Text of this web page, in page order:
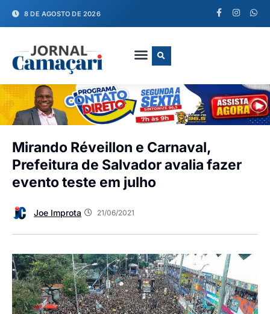
8 DE AGOSTO DE 2026
Mirando Réveillon e Carnaval,
Prefeitura de Salvador avalia fazer
evento teste em julho
Joe Improta 21/06/2021